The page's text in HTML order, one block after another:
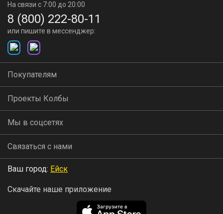
На связи с 7:00 до 20:00
8 (800) 222-80-11
или пишите в мессенджер:
Покупателям
Проекты Колбы
Мы в соцсетях
Связаться с нами
Ваш город: Ейск
Скачайте наше приложение